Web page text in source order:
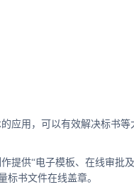
应用，可以有效解决标书等
提供“电子模板、在线审批及
标书文件在线盖章。